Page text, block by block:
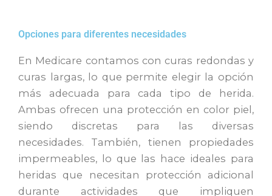
Opciones para diferentes necesidades
En Medicare contamos con curas redondas y
curas largas, lo que permite elegir la opción
más adecuada para cada tipo de herida.
Ambas ofrecen una protección en color piel,
siendo discretas para las diversas
necesidades. También, tienen propiedades
impermeables, lo que las hace ideales para
heridas que necesitan protección adicional
durante actividades que impliquen